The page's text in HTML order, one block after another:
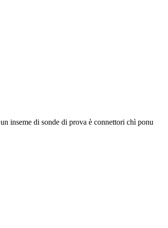
inseme di sonde di prova è connettori chì ponu